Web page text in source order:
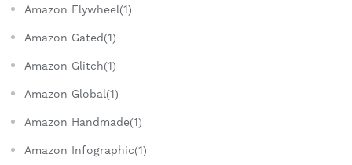
Amazon Flywheel(1)
Amazon Gated(1)
Amazon Glitch(1)
Amazon Global(1)
Amazon Handmade(1)
Amazon Infographic(1)